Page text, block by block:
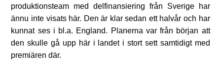
produktionsteam med delfinansiering från Sverige har
ännu inte visats här. Den är klar sedan ett halvår och har
kunnat ses i bl.a. England. Planerna var från början att
den skulle gå upp här i landet i stort sett samtidigt med
premiären där.